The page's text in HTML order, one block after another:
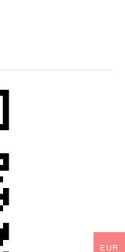
EUR